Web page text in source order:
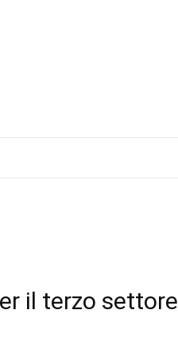
il terzo settore